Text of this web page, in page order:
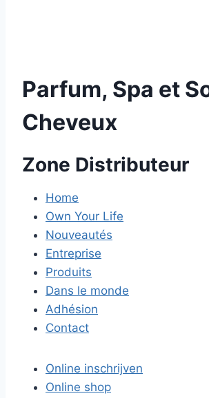
Parfum, Spa et
Cheveux
Zone Distributeur
Home
Own Your Life
Nouveautés
Entreprise
Produits
Dans le monde
Adhésion
Contact
Online inschrijven
Online shop